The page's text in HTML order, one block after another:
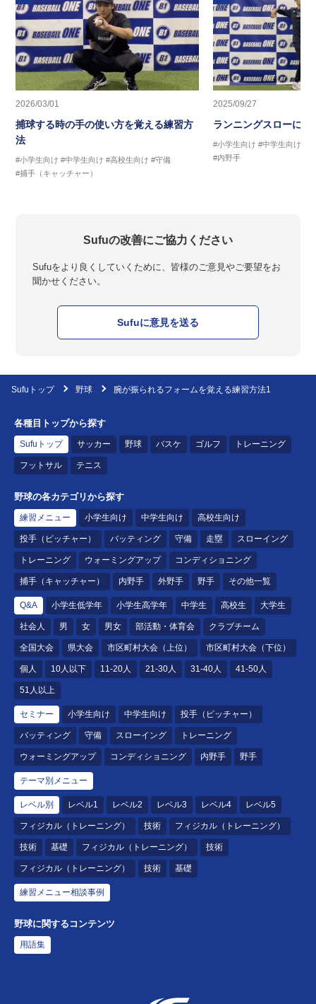
2026/03/01
捕球する時の手の使い方を覚える練習方
法
#小学生向け #中学生向け #高校生向け #守備
#捕手（キャッチャー）
2025/09/27
ランニングスローに繋
#小学生向け #中学生向け
#内野手
Sufuの改善にご協力ください
Sufuをより良くしていくために、皆様のご意見やご要望をお
聞かせください。
Sufuに意見を送る
Sufuトップ 野球 腕が振られるフォームを覚える練習方法1
各種目トップから探す
Sufuトップ サッカー 野球 バスケ ゴルフ トレーニング
フットサル テニス
野球の各カテゴリから探す
練習メニュー 小学生向け 中学生向け 高校生向け
投手（ピッチャー） バッティング 守備 走塁 スローイング
トレーニング ウォーミングアップ コンディショニング
捕手（キャッチャー） 内野手 外野手 野手 その他一覧
Q&A 小学生低学年 小学生高学年 中学生 高校生 大学生
社会人 男 女 男女 部活動・体育会 クラブチーム
全国大会 県大会 市区町村大会（上位） 市区町村大会（下位）
個人 10人以下 11-20人 21-30人 31-40人 41-50人
51人以上
セミナー 小学生向け 中学生向け 投手（ピッチャー）
バッティング 守備 スローイング トレーニング
ウォーミングアップ コンディショニング 内野手 野手
テーマ別メニュー
レベル別 レベル1 レベル2 レベル3 レベル4 レベル5
フィジカル（トレーニング） 技術 フィジカル（トレーニング）
技術 基礎 フィジカル（トレーニング） 技術
フィジカル（トレーニング） 技術 基礎
練習メニュー相談事例
野球に関するコンテンツ
用語集